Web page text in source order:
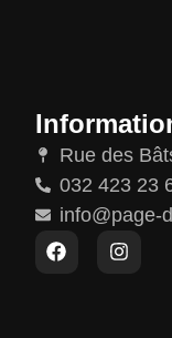
Rue des
032 423 23
info@page-